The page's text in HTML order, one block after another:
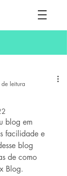
de leitura
blog em
facilidade e
blog
de como
Blog.